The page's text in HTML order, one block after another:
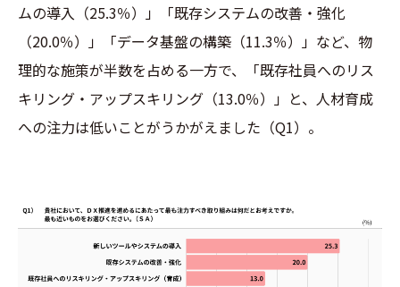
ムの導入（25.3％）」「既存システムの改善・強化
（20.0％）」「データ基盤の構築（11.3％）」など、物
理的な施策が半数を占める一方で、「既存社員へのリス
キリング・アップスキリング（13.0％）」と、人材育成
への注力は低いことがうかがえました（Q1）。